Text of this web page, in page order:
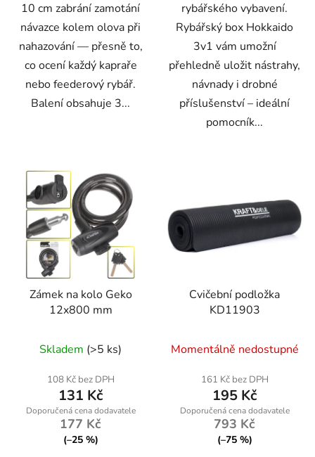
10 cm zabrání zamotání
návazce kolem olova při
nahazování — přesně to,
co ocení každý kapraře
nebo feederový rybář.
Balení obsahuje 3...
rybářského vybavení.
Rybářský box Hokkaido
3v1 vám umožní
přehledně uložit nástrahy,
návnady i drobné
příslušenství – ideální
pomocník...
Zámek na kolo Geko
12x800 mm
Skladem (>5 ks)
108 Kč bez DPH
131 Kč
177 Kč
(–25 %)
Cvičební podložka
KD11903
Momentálně nedostupné
161 Kč bez DPH
195 Kč
793 Kč
(–75 %)